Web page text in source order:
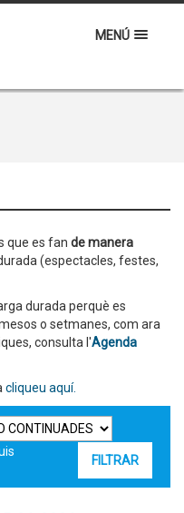
MENÚ
que es fan de manera
(espectacles, festes,
durada perquè es
o setmanes, com ara
consulta l'Agenda
cliqueu aquí.